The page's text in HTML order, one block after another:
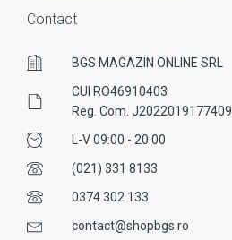
Contact
BGS MAGAZIN ONLINE SRL
CUI RO46910403
Reg. Com. J2022019177409
L-V 09:00 - 20:00
(021) 331 8133
0374 302 133
contact@shopbgs.ro